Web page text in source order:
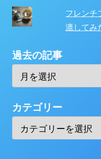
フレンチ
漉してみ
過去の記事
カテゴリー